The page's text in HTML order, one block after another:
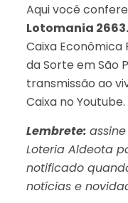
Aqui você
Lotomania 2663.
Caixa Econômica
da Sorte em São
transmissão ao
Caixa no Youtube.
Lembrete:
Loteria Aldeota
notificado
notícias e